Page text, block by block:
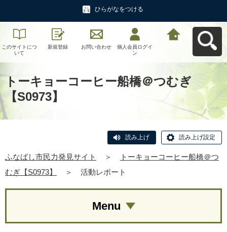
ひらがなをつける
このサイトにつ
いて
新規登録 お問い合わせ
個人会員ログイ
ン
トーキョーコーヒー船橋＠つむぎ
【S0973】
読み上げ 読み上げ設定
ふなばし市民力発見サイト ＞
トーキョーコーヒー船橋＠つ
むぎ【S0973】
＞ 活動レポート
Menu